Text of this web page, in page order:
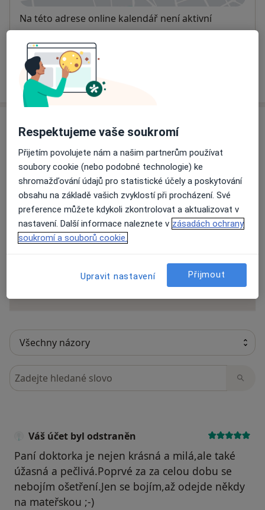
Dostupnost
Na této adrese online kalendář není aktivní
Názory
Přidejte svůj názor
25 názorů
Recenze pacientů jsou pro nás důležité.
Specialisté nemají možnost zaplatit za
odstranění nebo změnu recenze pacienta.
Další informace o názorech
Hledejte v názorech
Váš účet byl odstraněn
Paní doktorka je nejen krásná a milá,ale také
úžasná a pečlivá.Poprvé za za celou dobu se
nebojím ošetření.Jen se bojím,až odejde někdy
na mateřskou ;-)
Respektujeme vaše soukromí
Přijetím povolujete nám a našim partnerům používat
soubory cookie (nebo podobné technologie) ke
shromažďování údajů pro statistické účely a poskytování
obsahu na základě vašich zvyklostí při procházení. Své
preference můžete kdykoli zkontrolovat a aktualizovat v
nastavení. Další informace naleznete v zásadách ochrany
soukromí a souborů cookie.
Upravit nastavení Přijmout